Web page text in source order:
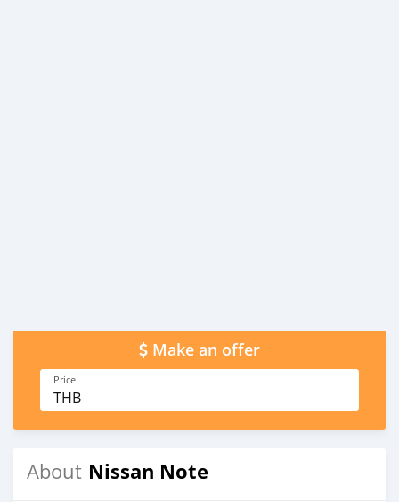
Make an offer
Price
THB
About Nissan Note